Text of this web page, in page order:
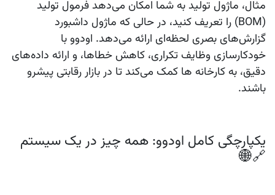
مثال، ماژول تولید به شما امکان می‌دهد فرمول تولید
(BOM) را تعریف کنید، در حالی که ماژول
داشبورد
گزارش‌های بصری لحظه‌ای ارائه می‌دهد. اودوو با
خودکارسازی وظایف تکراری، کاهش خطاها، و ارائه داده‌های
دقیق، به کارخانه‌ ها کمک می‌کند تا در بازار رقابتی پیشرو
باشند.
یکپارچگی کامل اودوو: همه چیز در یک سیستم
🔗🌐